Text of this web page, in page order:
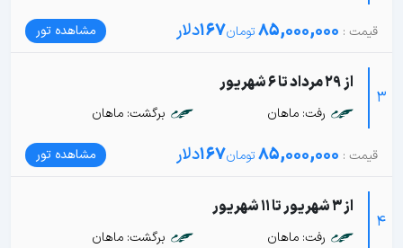
85,000,000
167دلار مشاهده تور
3
از 29 مرداد تا 6 شهریور
رفت: ماهان برگشت: ماهان
85,000,000
167دلار مشاهده تور
4
از 3 شهریور تا 11 شهریور
رفت: ماهان برگشت: ماهان